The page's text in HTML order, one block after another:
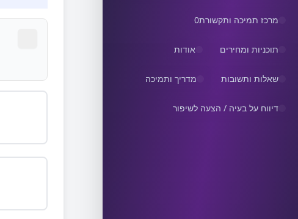
מרכז תמיכה ותקשורת0
תוכניות ומחירים אודות
שאלות ותשובות מדריך ותמיכה
דיווח על בעיה / הצעה לשיפור